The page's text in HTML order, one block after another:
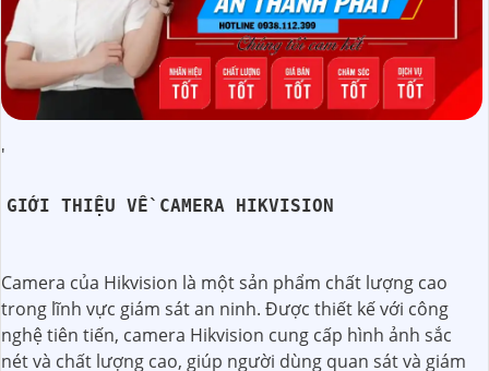
'
GIỚI THIỆU VỀ CAMERA HIKVISION
Camera của Hikvision là một sản phẩm chất lượng cao
trong lĩnh vực giám sát an ninh. Được thiết kế với công
nghệ tiên tiến, camera Hikvision cung cấp hình ảnh sắc
nét và chất lượng cao, giúp người dùng quan sát và giám